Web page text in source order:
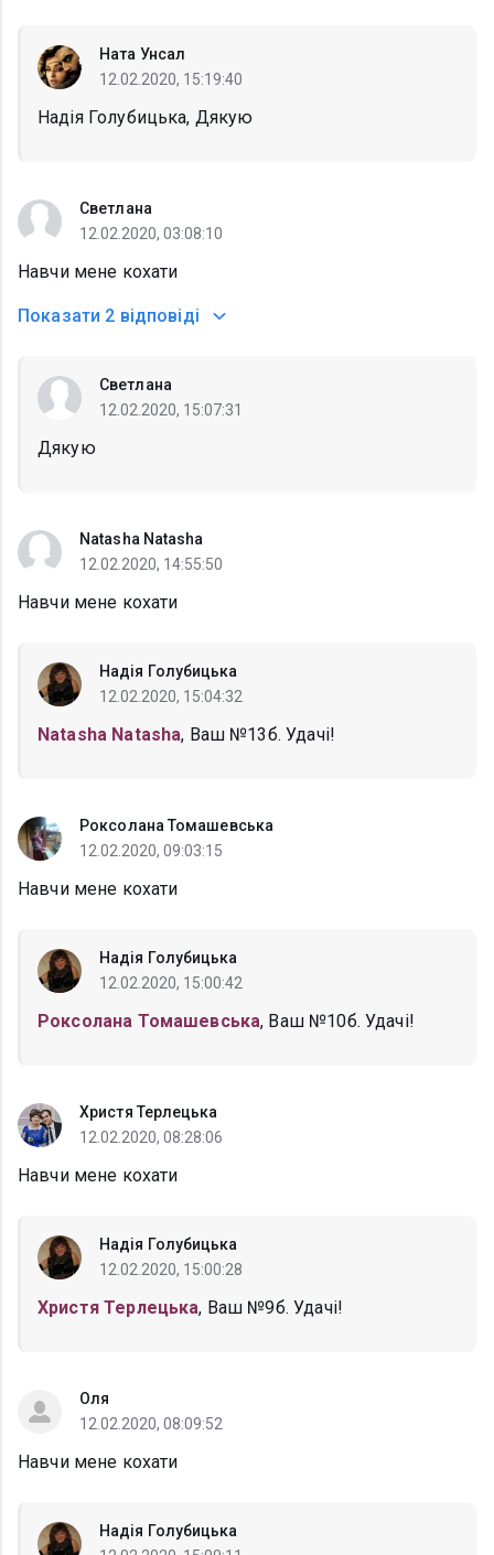
Ната Унсал
12.02.2020, 15:19:40
Надія Голубицька, Дякую
Светлана
12.02.2020, 03:08:10
Навчи мене кохати
Показати 2 відповіді
Светлана
12.02.2020, 15:07:31
Дякую
Natasha Natasha
12.02.2020, 14:55:50
Навчи мене кохати
Надія Голубицька
12.02.2020, 15:04:32
Natasha Natasha, Ваш №13б. Удачі!
Роксолана Томашевська
12.02.2020, 09:03:15
Навчи мене кохати
Надія Голубицька
12.02.2020, 15:00:42
Роксолана Томашевська, Ваш №10б. Удачі!
Христя Терлецька
12.02.2020, 08:28:06
Навчи мене кохати
Надія Голубицька
12.02.2020, 15:00:28
Христя Терлецька, Ваш №9б. Удачі!
Оля
12.02.2020, 08:09:52
Навчи мене кохати
Надія Голубицька